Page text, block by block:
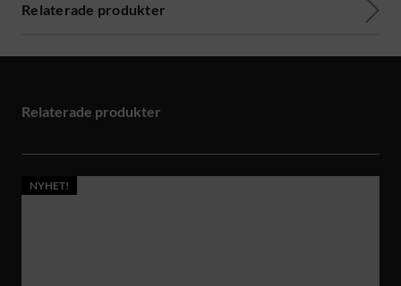
Relaterade produkter
Relaterade produkter
NYHET!